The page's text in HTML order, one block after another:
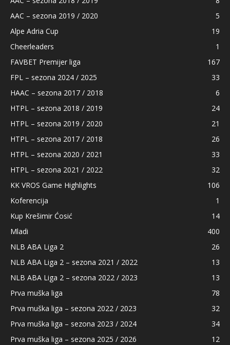
AAC – sezona 2019 / 2020
5
Alpe Adria Cup
19
Cheerleaders
1
FAVBET Premijer liga
167
FPL – sezona 2024 / 2025
33
HAAC – sezona 2017 / 2018
6
HTPL – sezona 2018 / 2019
24
HTPL – sezona 2019 / 2020
21
HTPL – sezona 2017 / 2018
26
HTPL – sezona 2020 / 2021
33
HTPL – sezona 2021 / 2022
32
KK VROS Game Highlights
106
Koferencija
1
Kup Krešimir Ćosić
14
Mladi
400
NLB ABA Liga 2
26
NLB ABA Liga 2 – sezona 2021 / 2022
13
NLB ABA Liga 2 – sezona 2022 / 2023
13
Prva muška liga
78
Prva muška liga – sezona 2022 / 2023
32
Prva muška liga – sezona 2023 / 2024
34
Prva muška liga – sezona 2025 / 2026
12